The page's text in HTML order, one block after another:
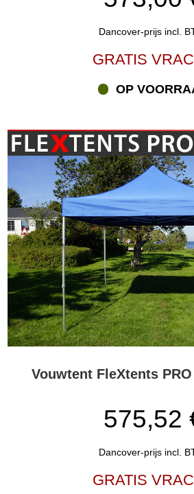
Dancover-prijs incl.
GRATIS
OP
Vouwtent FleXtents
575,52
Dancover-prijs incl.
GRATIS